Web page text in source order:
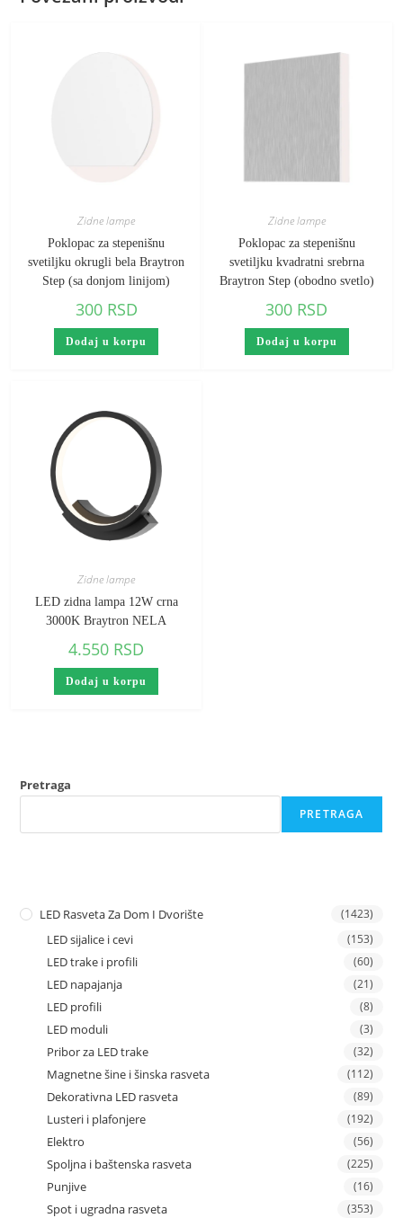
Zidne lampe
Poklopac za stepenišnu
svetiljku okrugli bela Braytron
Step (sa donjom linijom)
300 RSD
Dodaj u korpu
Zidne lampe
Poklopac za stepenišnu
svetiljku kvadratni srebrna
Braytron Step (obodno svetlo)
300 RSD
Dodaj u korpu
Zidne lampe
LED zidna lampa 12W crna
3000K Braytron NELA
4.550 RSD
Dodaj u korpu
Pretraga
PRETRAGA
LED Rasveta Za Dom I Dvorište (1423)
LED sijalice i cevi (153)
LED trake i profili (60)
LED napajanja (21)
LED profili (8)
LED moduli (3)
Pribor za LED trake (32)
Magnetne šine i šinska rasveta (112)
Dekorativna LED rasveta (89)
Lusteri i plafonjere (192)
Elektro (56)
Spoljna i baštenska rasveta (225)
Punjive (16)
Spot i ugradna rasveta (353)